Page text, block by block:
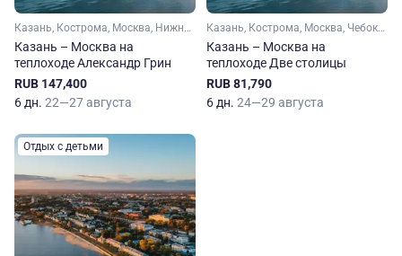
Казань, Кострома, Москва, Нижний Новгород, Углич, Плес, Козьмодемьянск
Казань – Москва на
теплоходе Александр Грин
RUB 147,400
6 дн. 22—27 августа
Казань, Кострома, Москва, Чебоксары, Чкаловский, Калязин, Козьмодемьянск
Казань – Москва на
теплоходе Две столицы
RUB 81,790
6 дн. 24—29 августа
Отдых с детьми